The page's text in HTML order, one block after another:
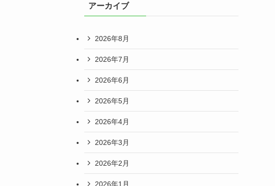
アーカイブ
2026年8月
2026年7月
2026年6月
2026年5月
2026年4月
2026年3月
2026年2月
2026年1月